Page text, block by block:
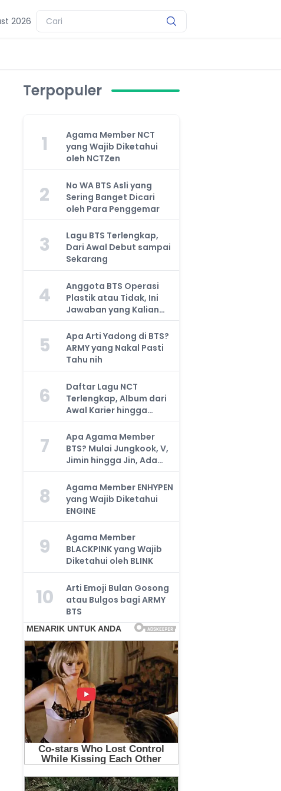
2026
Terpopuler
1
Agama Member NCT
yang Wajib Diketahui
oleh NCTZen
2
No WA BTS Asli yang
Sering Banget Dicari
oleh Para Penggemar
3
Lagu BTS Terlengkap,
Dari Awal Debut sampai
Sekarang
4
Anggota BTS Operasi
Plastik atau Tidak, Ini
Jawaban yang Kalian
Cari
5
Apa Arti Yadong di BTS?
ARMY yang Nakal Pasti
Tahu nih
6
Daftar Lagu NCT
Terlengkap, Album dari
Awal Karier hingga
Sekarang
7
Apa Agama Member
BTS? Mulai Jungkook, V,
Jimin hingga Jin, Ada
yang Atheis
8
Agama Member ENHYPEN
yang Wajib Diketahui
ENGINE
9
Agama Member
BLACKPINK yang Wajib
Diketahui oleh BLINK
10
Arti Emoji Bulan Gosong
atau Bulgos bagi ARMY
BTS